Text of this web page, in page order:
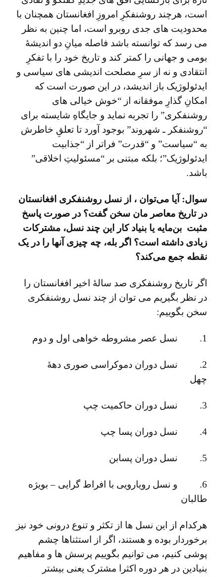
است، هرچند روشنفکرِ امروزِ افغانستان همچنان با
محدودیت ‌های جدی روبرو است، اما چنین به نظر
می‌ رسد که توانسته باشد فاصله میانِ دو اندیشۀ
بومی و جهانی را کمتر کند و تاریخ خود را با تفکرِ
انتقادی و نه از سرِ مصلحت ‌اندیشی‌ های سیاسی و
ایدئولوژیک باز اندیشد، در این صورت است که
امکانِ گذارِ موفقانه از “خوش خیالی های
روشنفکری” را تجربه نماید و جایگاهِ شایسته برای
“روشنفکر ـ شهروند” بوجود آورد تا تعلقِ خاطرش
به “سیاست” و “قدرت” فراتر از “جذابیت
ایدئولوژیک”؛ بلکه مبتنی بر “مسئولیتِ اخلاقی”
باشد.
سوال: آیا می‌توان ، از نسل روشنفکری افغانستان
در تاریخ معاصر مان سخن گفت؟ در صورت پاسخ
مثبت بن‌مایه یا بنیاد کار این چند نسل، مشترکات
زیادی داشته است؟ اگر بله، چه چیزی آنها را در یک
نقطه جمع می‌کند؟
اگر تاریخ روشنفکری صد سالۀ اخیر افغانستان را
در نظر بگیریم می توان از چند نسل روشنفکری
سخن بگوییم:
1. نسل عصر مشروطه خواهی اول و دوم
2. نسل دوران دموکراسی صوری دهۀ
چهل
3. نسل دوران حاکمیت چپ
4. نسل دوران پسا چپ
5. نسل دوران پسابن
6. و نسل رویارویی با افراط گرایی – بویژه
طالبان
هرکدام از این نسل ها از تکثر و تنوع درونی خود نیز
برخوردار بوده و هستند، اگر از استثناها چشم
پوشی کنیم، می توانیم بگوییم پرسش ها و مفاهیم
بنیادین در هر دوره اکثرا مشترک یعنی بیشتر